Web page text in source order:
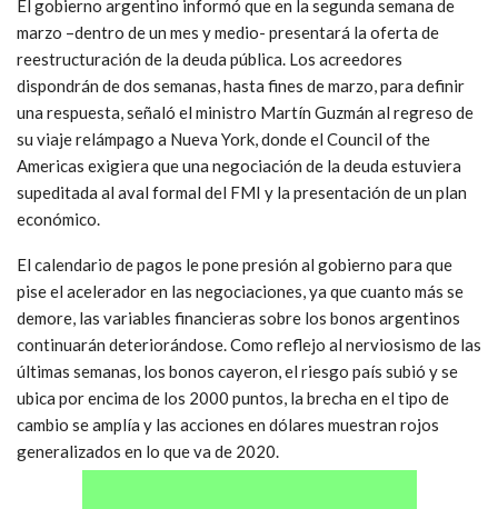
El gobierno argentino informó que en la segunda semana de
marzo –dentro de un mes y medio- presentará la oferta de
reestructuración de la deuda pública. Los acreedores
dispondrán de dos semanas, hasta fines de marzo, para definir
una respuesta, señaló el ministro Martín Guzmán al regreso de
su viaje relámpago a Nueva York, donde el Council of the
Americas exigiera que una negociación de la deuda estuviera
supeditada al aval formal del FMI y la presentación de un plan
económico.
El calendario de pagos le pone presión al gobierno para que
pise el acelerador en las negociaciones, ya que cuanto más se
demore, las variables financieras sobre los bonos argentinos
continuarán deteriorándose. Como reflejo al nerviosismo de las
últimas semanas, los bonos cayeron, el riesgo país subió y se
ubica por encima de los 2000 puntos, la brecha en el tipo de
cambio se amplía y las acciones en dólares muestran rojos
generalizados en lo que va de 2020.